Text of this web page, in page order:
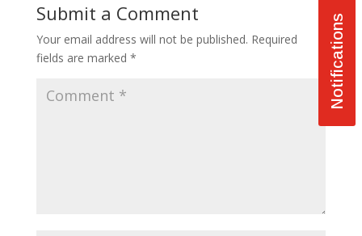
Submit a Comment
Your email address will not be published. Required
fields are marked * Notifications